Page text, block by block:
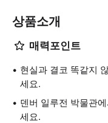
상품소개
매력포인트
현실과 결코 똑같지
세요.
덴버 일루전 박물관
세요.